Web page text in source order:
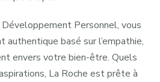
Développement Personnel, vous
authentique basé sur l’empathie,
envers votre bien-être. Quels
La Roche est prête à